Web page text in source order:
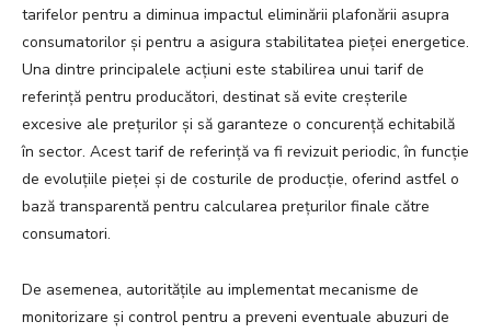
tarifelor pentru a diminua impactul eliminării plafonării asupra
consumatorilor și pentru a asigura stabilitatea pieței energetice.
Una dintre principalele acțiuni este stabilirea unui tarif de
referință pentru producători, destinat să evite creșterile
excesive ale prețurilor și să garanteze o concurență echitabilă
în sector. Acest tarif de referință va fi revizuit periodic, în funcție
de evoluțiile pieței și de costurile de producție, oferind astfel o
bază transparentă pentru calcularea prețurilor finale către
consumatori.
De asemenea, autoritățile au implementat mecanisme de
monitorizare și control pentru a preveni eventuale abuzuri de